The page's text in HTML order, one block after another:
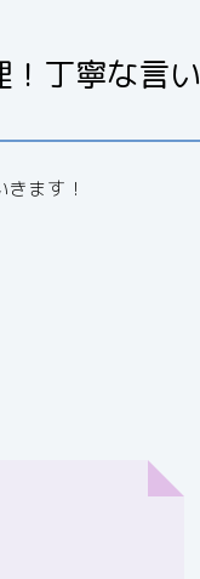
丁寧な言い
ます！